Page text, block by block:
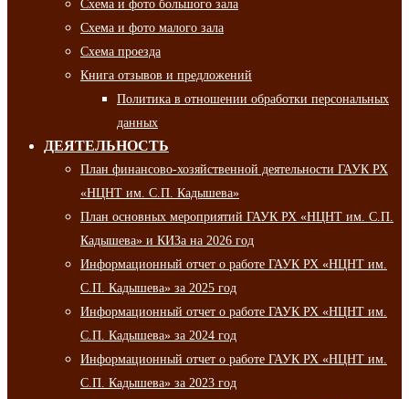
Схема и фото большого зала
Схема и фото малого зала
Схема проезда
Книга отзывов и предложений
Политика в отношении обработки персональных
данных
ДЕЯТЕЛЬНОСТЬ
План финансово-хозяйственной деятельности ГАУК РХ
«НЦНТ им. С.П. Кадышева»
План основных мероприятий ГАУК РХ «НЦНТ им. С.П.
Кадышева» и КИЗа на 2026 год
Информационный отчет о работе ГАУК РХ «НЦНТ им.
С.П. Кадышева» за 2025 год
Информационный отчет о работе ГАУК РХ «НЦНТ им.
С.П. Кадышева» за 2024 год
Информационный отчет о работе ГАУК РХ «НЦНТ им.
С.П. Кадышева» за 2023 год